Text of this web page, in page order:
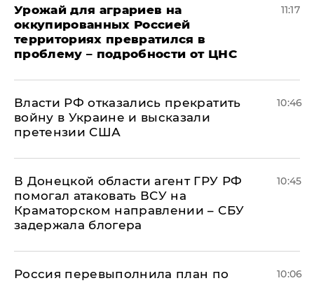
Урожай для аграриев на
оккупированных Россией
территориях превратился в
проблему – подробности от ЦНС
11:17
Власти РФ отказались прекратить
войну в Украине и высказали
претензии США
10:46
В Донецкой области агент ГРУ РФ
помогал атаковать ВСУ на
Краматорском направлении – СБУ
задержала блогера
10:45
Россия перевыполнила план по
10:06